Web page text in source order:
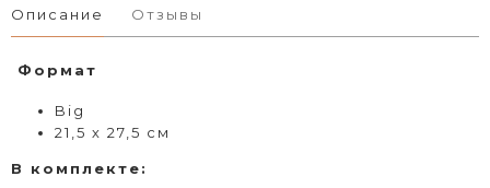
Описание Отзывы
Формат
Big
21,5 х 27,5 см
В комплекте: